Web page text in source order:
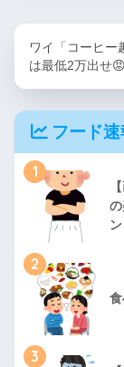
ワイ「コーヒー
は最低2万出せ😡
フード
1
2
3